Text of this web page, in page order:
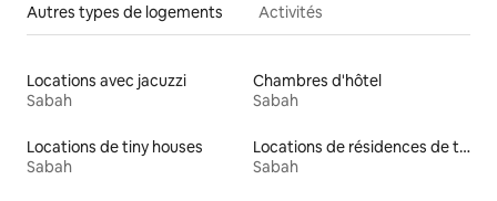
Autres types de logements Activités
Locations avec jacuzzi
Sabah
Chambres d'hôtel
Sabah
Locations de tiny houses
Sabah
Locations de résidences de tourisme
Sabah